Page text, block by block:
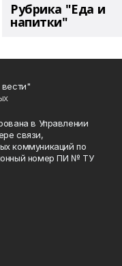
Рубрика "Еда и
напитки"
в Управлении
связи,
коммуникаций по
номер ПИ № ТУ